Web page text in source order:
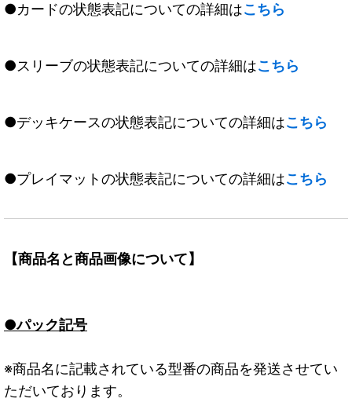
●カードの状態表記についての詳細はこちら
●スリーブの状態表記についての詳細はこちら
●デッキケースの状態表記についての詳細はこちら
●プレイマットの状態表記についての詳細はこちら
【商品名と商品画像について】
●パック記号
※商品名に記載されている型番の商品を発送させてい
ただいております。